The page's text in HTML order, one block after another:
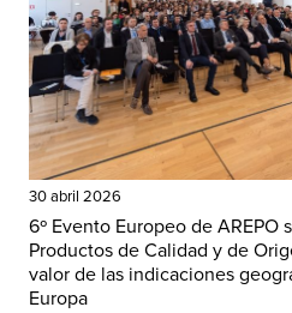
30 abril 2026
6º Evento Europeo de AREPO
Productos de Calidad y de
valor de las indicaciones
Europa